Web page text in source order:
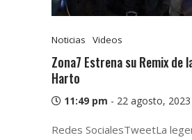
Noticias Videos
Zona7 Estrena su Remix de
Harto
11:49 pm - 22 agosto, 2023
Redes SocialesTweetLa